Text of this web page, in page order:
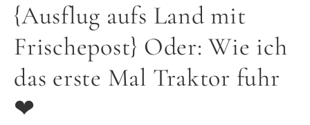
{Ausflug aufs Land mit
Frischepost} Oder: Wie ich
das erste Mal Traktor fuhr
❤